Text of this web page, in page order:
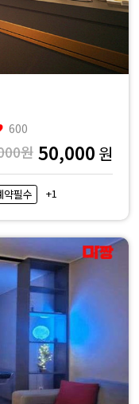
600
원 50,000 원
약필수 +1